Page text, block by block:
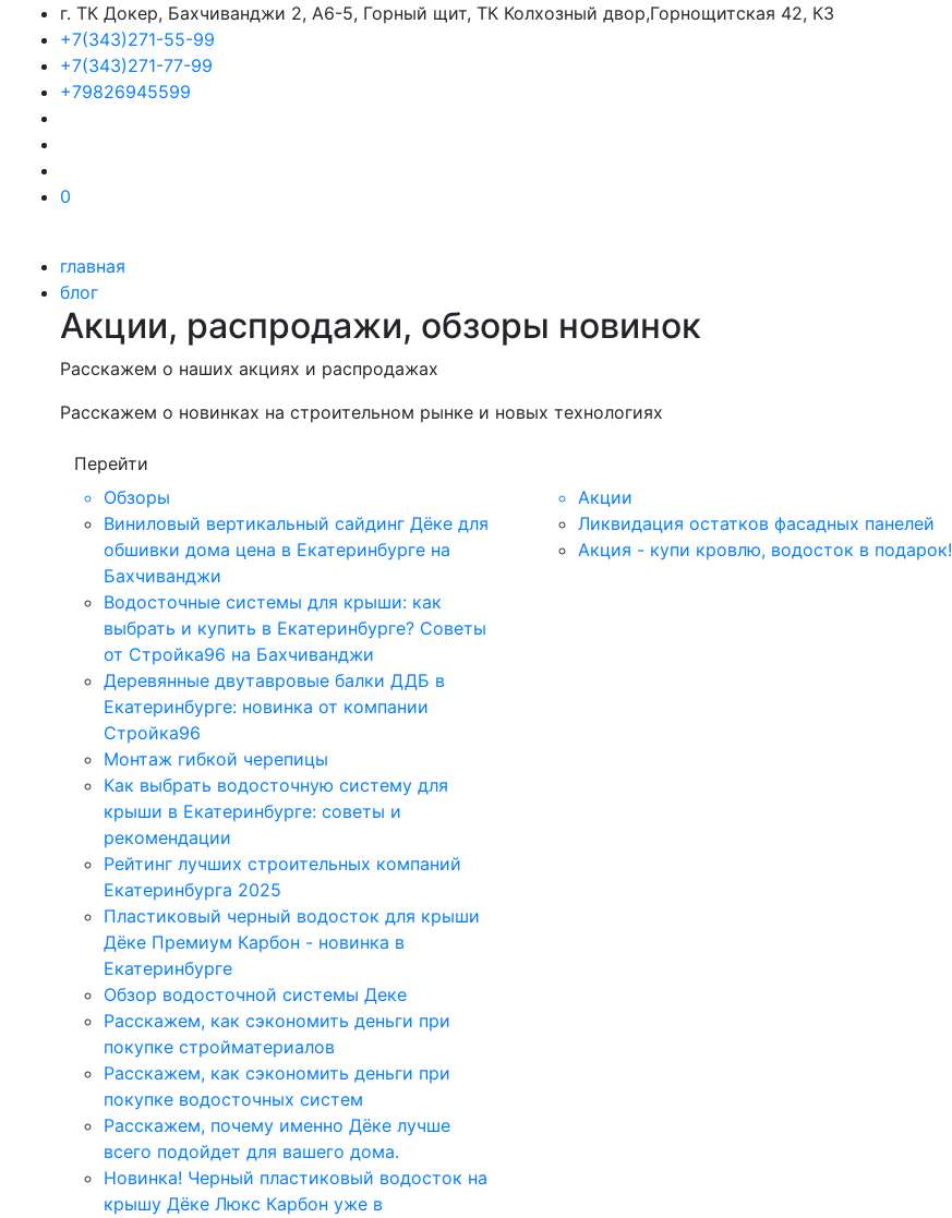
г. ТК Докер, Бахчиванджи 2, А6-5, Горный щит, ТК Колхозный двор,Горнощитская 42, К3
+7(343)271-55-99
+7(343)271-77-99
+79826945599
0
главная
блог
Акции, распродажи, обзоры новинок
Расскажем о наших акциях и распродажах
Расскажем о новинках на строительном рынке и новых технологиях
Перейти
Обзоры
Виниловый вертикальный сайдинг Дёке для
обшивки дома цена в Екатеринбурге на
Бахчиванджи
Водосточные системы для крыши: как
выбрать и купить в Екатеринбурге? Советы
от Стройка96 на Бахчиванджи
Деревянные двутавровые балки ДДБ в
Екатеринбурге: новинка от компании
Стройка96
Монтаж гибкой черепицы
Как выбрать водосточную систему для
крыши в Екатеринбурге: советы и
рекомендации
Рейтинг лучших строительных компаний
Екатеринбурга 2025
Пластиковый черный водосток для крыши
Дёке Премиум Карбон - новинка в
Екатеринбурге
Обзор водосточной системы Деке
Расскажем, как сэкономить деньги при
покупке стройматериалов
Расскажем, как сэкономить деньги при
покупке водосточных систем
Расскажем, почему именно Дёке лучше
всего подойдет для вашего дома.
Новинка! Черный пластиковый водосток на
крышу Дёке Люкс Карбон уже в
Акции
Ликвидация остатков фасадных панелей
Акция - купи кровлю, водосток в подарок!